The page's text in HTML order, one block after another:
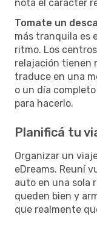
nota el carácter
Tomate un
más tranquila es
ritmo. Los
relajación tienen
traduce en una
o un día
para hacerlo.
Planificá tu
Organizar un
eDreams. Reuní
auto en una sola
queden bien y
que realmente